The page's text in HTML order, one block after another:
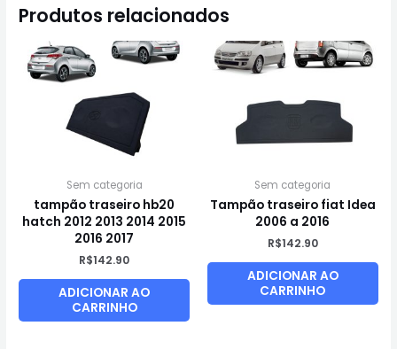
Produtos relacionados
Sem categoria
tampão traseiro hb20
hatch 2012 2013 2014 2015
2016 2017
R$142.90
ADICIONAR AO
CARRINHO
Sem categoria
Tampão traseiro fiat Idea
2006 a 2016
R$142.90
ADICIONAR AO
CARRINHO